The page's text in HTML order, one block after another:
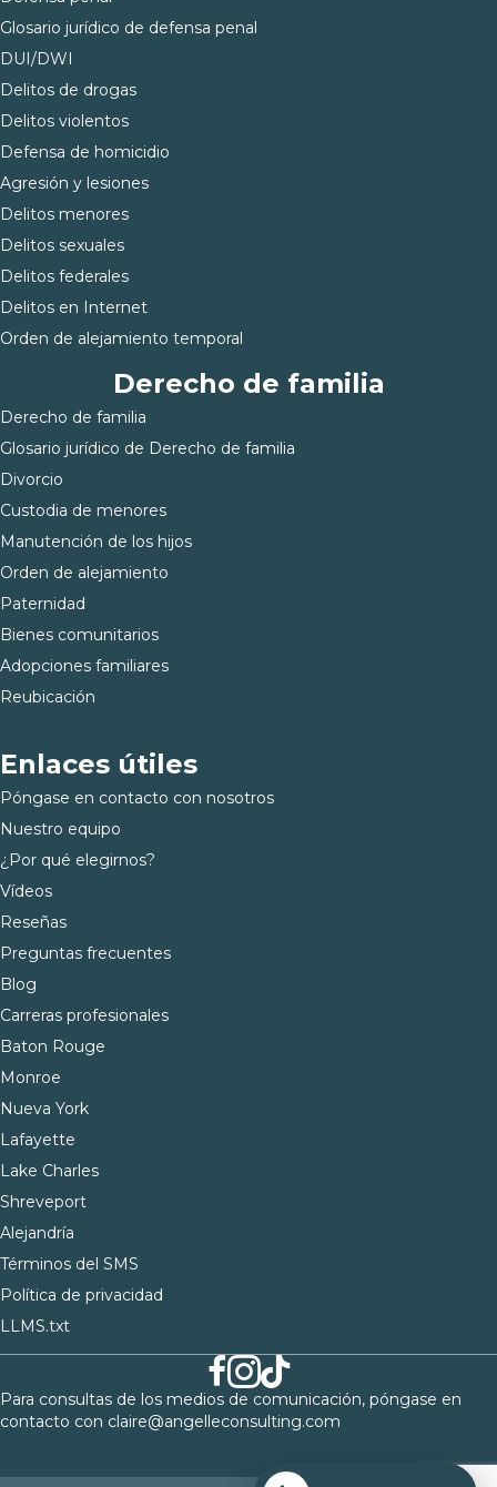
Glosario jurídico de defensa penal
DUI/DWI
Delitos de drogas
Delitos violentos
Defensa de homicidio
Agresión y lesiones
Delitos menores
Delitos sexuales
Delitos federales
Delitos en Internet
Orden de alejamiento temporal
Derecho de familia
Derecho de familia
Glosario jurídico de Derecho de familia
Divorcio
Custodia de menores
Manutención de los hijos
Orden de alejamiento
Paternidad
Bienes comunitarios
Adopciones familiares
Reubicación
Enlaces útiles
Póngase en contacto con nosotros
Nuestro equipo
¿Por qué elegirnos?
Vídeos
Reseñas
Preguntas frecuentes
Blog
Carreras profesionales
Baton Rouge
Monroe
Nueva York
Lafayette
Lake Charles
Shreveport
Alejandría
Términos del SMS
Política de privacidad
LLMS.txt
Para consultas de los medios de comunicación, póngase en
contacto con claire@angelleconsulting.com